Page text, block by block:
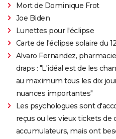
Mort de Dominique Frot
Joe Biden
Lunettes pour l'éclipse
Carte de l'éclipse solaire du
Alvaro Fernandez,
draps : "L'idéal est de les
au maximum tous les dix
nuances importantes"
Les psychologues sont
reçus ou les vieux tickets de
accumulateurs, mais ont